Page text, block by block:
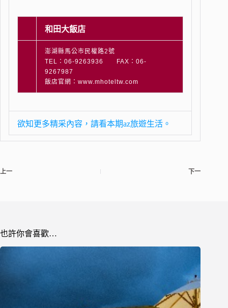
和田大飯店
澎湖縣馬公市民權路2號
TEL：06-9263936 FAX：06-
9267987
飯店官網：www.mhoteltw.com
欲知更多精采內容，請看本期az旅遊生活。
上一 下一
也許你會喜歡…